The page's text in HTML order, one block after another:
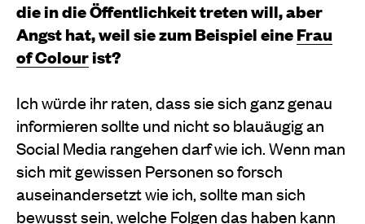
die in die Öffentlichkeit treten will, aber
Angst hat, weil sie zum Beispiel eineFrau
of Colourist?
Ich würde ihr raten, dass sie sich ganz genau
informieren sollte und nicht so blauäugig an
Social Media rangehen darf wie ich. Wenn man
sich mit gewissen Personen so forsch
auseinandersetzt wie ich, sollte man sich
bewusst sein, welche Folgen das haben kann